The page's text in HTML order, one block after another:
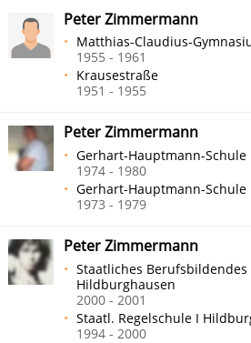
Peter Zimmermann
Matthias-Claudius-
1955 - 1961
Krausestraße
1951 - 1955
Peter Zimmermann
Gerhart-Hauptmann-Schule
1974 - 1980
Gerhart-Hauptmann-Schule
1973 - 1979
Peter Zimmermann
Staatliches
Hildburghausen
2000 - 2001
Staatl. Regelschule I
1994 - 2000